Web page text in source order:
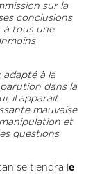
sur la
conclusions
à tous une
à la
dans la
il apparait
mauvaise
et
questions
se tiendra le